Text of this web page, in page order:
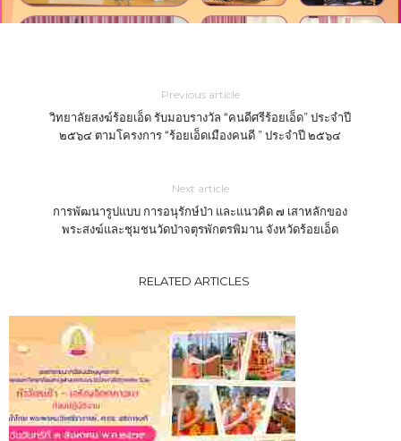
Previous article
วิทยาลัยสงฆ์ร้อยเอ็ด รับมอบรางวัล “คนดีศรีร้อยเอ็ด” ประจำปี
๒๕๖๔ ตามโครงการ “ร้อยเอ็ดเมืองคนดี ” ประจำปี ๒๕๖๔
Next article
การพัฒนารูปแบบ การอนุรักษ์ป่า และแนวคิด ๗ เสาหลักของ
พระสงฆ์และชุมชนวัดป่าจตุรพักตรพิมาน จังหวัดร้อยเอ็ด
RELATED ARTICLES